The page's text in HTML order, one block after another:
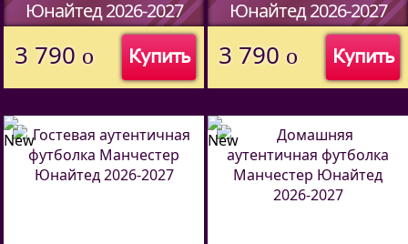
Юнайтед 2026-2027
Купить
3 790 o
Юнайтед 2026-2027
Купить
3 790 o